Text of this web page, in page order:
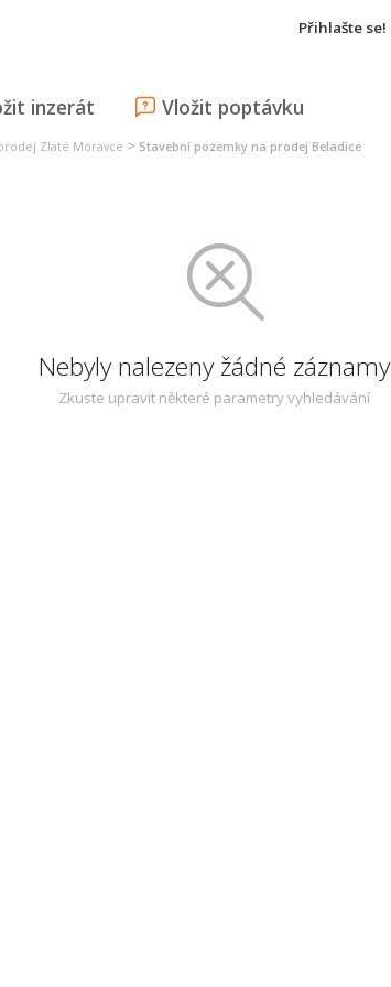
Přihlašte se!
inzerát Vložit poptávku
Zlaté Moravce > Stavební pozemky na prodej Beladice
Nebyly nalezeny žádné záznamy
Zkuste upravit některé parametry vyhledávání